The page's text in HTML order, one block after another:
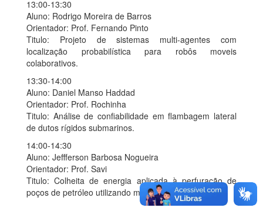
13:00-13:30
Aluno: Rodrigo Moreira de Barros
Orientador: Prof. Fernando Pinto
Titulo: Projeto de sistemas multi-agentes com
localização probabilística para robôs moveis
colaborativos.
13:30-14:00
Aluno: Daniel Manso Haddad
Orientador: Prof. Rochinha
Titulo: Análise de confiabilidade em flambagem lateral
de dutos rígidos submarinos.
14:00-14:30
Aluno: Jeffferson Barbosa Nogueira
Orientador: Prof. Savi
Titulo: Colheita de energia aplicada à perfuração de
poços de petróleo utilizando modelo não-linear.